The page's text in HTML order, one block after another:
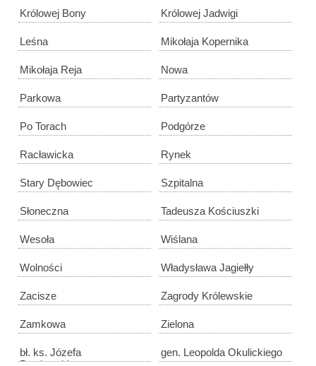
Królowej Bony Królowej Jadwigi
Leśna Mikołaja Kopernika
Mikołaja Reja Nowa
Parkowa Partyzantów
Po Torach Podgórze
Racławicka Rynek
Stary Dębowiec Szpitalna
Słoneczna Tadeusza Kościuszki
Wesoła Wiślana
Wolności Władysława Jagiełły
Zacisze Zagrody Królewskie
Zamkowa Zielona
bł. ks. Józefa
gen. Leopolda Okulickiego